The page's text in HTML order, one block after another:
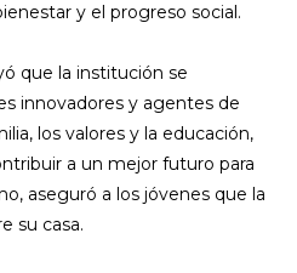
y el progreso social.
que la institución se
innovadores y agentes de
los valores y la educación,
a un mejor futuro para
aseguró a los jóvenes que la
su casa.